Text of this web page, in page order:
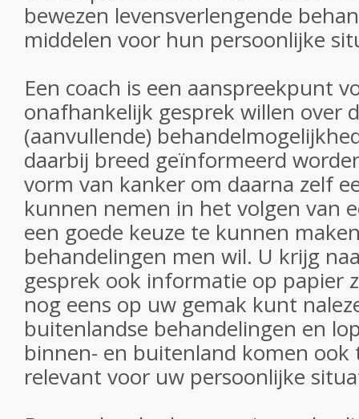
bewezen levensverlengende
middelen voor hun persoonlijke
Een coach is een aanspreekpunt
onafhankelijk gesprek willen over
(aanvullende)
daarbij breed geïnformeerd
vorm van kanker om daarna zelf
kunnen nemen in het volgen van
een goede keuze te kunnen
behandelingen men wil. U krijg
gesprek ook informatie op papier
nog eens op uw gemak kunt
buitenlandse behandelingen en
binnen- en buitenland komen ook
relevant voor uw persoonlijke